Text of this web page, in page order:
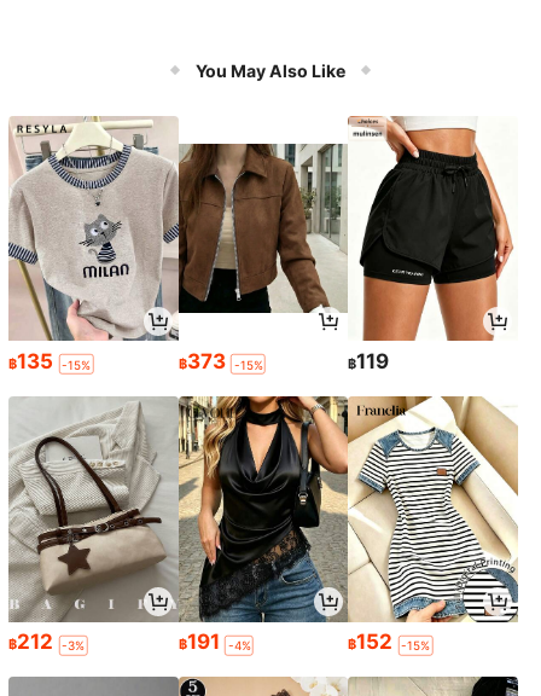
You May Also Like
฿135 -15% ฿373 -15% ฿119
฿212 -3% ฿191 -4% ฿152 -15%